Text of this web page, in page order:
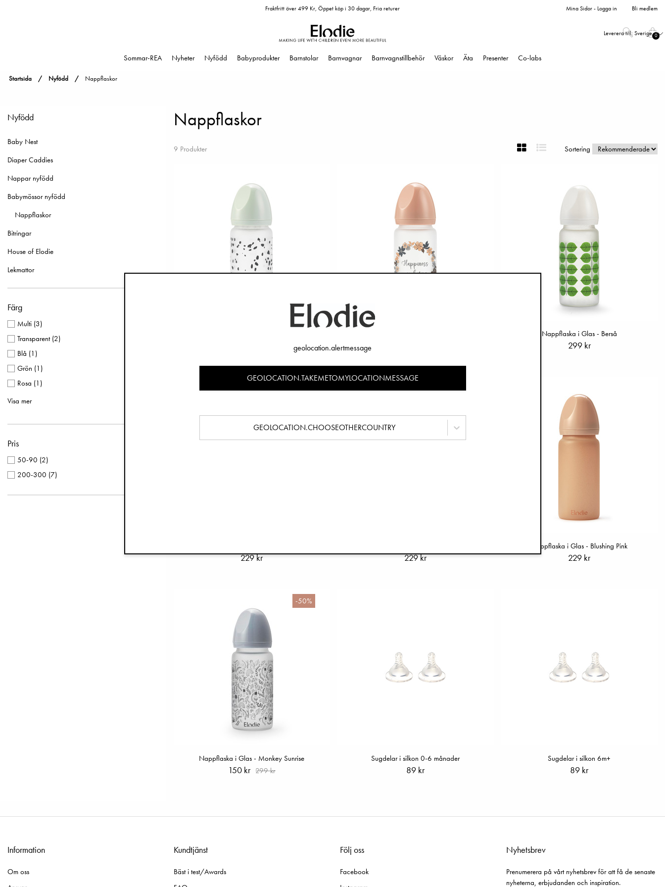
Fraktfritt över 499 Kr, Öppet köp i 30 dagar, Fria returer Mina Sidor - Logga in Bli medlem
Leverera till: Sverige 0
Sommar-REA Nyheter Nyfödd Babyprodukter Barnstolar Barnvagnar Barnvagnstillbehör Väskor Äta Presenter Co-labs
Startsida Nyfödd Nappflaskor
Nyfödd
Baby Nest
Diaper Caddies
Nappar nyfödd
Babymössor nyfödd
Nappflaskor
Bitringar
House of Elodie
Lekmattor
Färg
Multi (3)
Transparent(2)
Blå (1 )
Grön (1 )
Rosa (1 )
Vit(1
Visa mer
Pris
50-90 (2)
200-300 (7)
Nappflaskor
9 Produkter Sortering
Nappflaska i Glas - Berså
299 kr
229 kr 229 kr
Nappflaska i Glas - Blushing Pink
229 kr
-50%
Nappflaska i Glas - Monkey Sunrise
150 kr 299 kr
Sugdelar i silkon 0-6 månader
89 kr
Sugdelar i silkon 6m+
89 kr
Information
Om oss
Kundtjänst
Bäst i test/Awards
Följ oss
Facebook
Nyhetsbrev
Prenumerera på vårt nyhetsbrev för att få de senaste
nyheterna, erbjudanden och inspiration.
geolocation.alertmessage
GEOLOCATION.TAKEMETOMYLOCATIONMESSAGE
GEOLOCATION.CHOOSEOTHERCOUNTRY